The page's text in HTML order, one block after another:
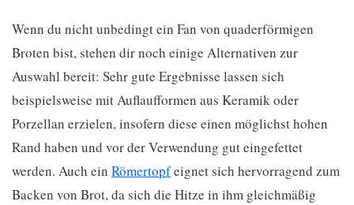
Wenn du nicht unbedingt ein Fan von quaderförmigen
Broten bist, stehen dir noch einige Alternativen zur
Auswahl bereit: Sehr gute Ergebnisse lassen sich
beispielsweise mit Auflaufformen aus Keramik oder
Porzellan erzielen, insofern diese einen möglichst hohen
Rand haben und vor der Verwendung gut eingefettet
werden. Auch ein Römertopfeignet sich hervorragend zum
Backen von Brot, da sich die Hitze in ihm gleichmäßig